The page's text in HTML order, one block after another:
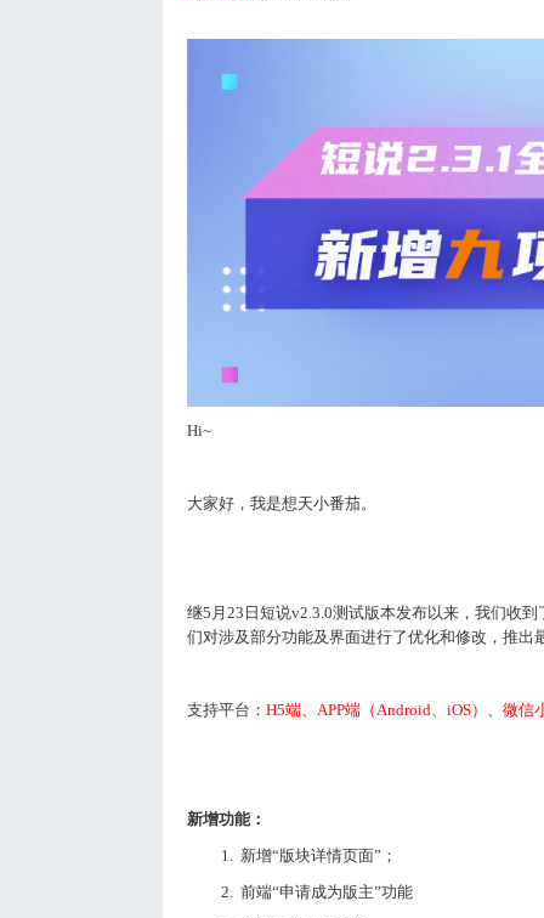
Hi~
大家好，我是想天小番茄。
继5月23日短说v2.3.0测试版本发布以来，我们收
们对涉及部分功能及界面进行了优化和修改，推出
支持平台： H5端、 APP端（Android、iOS） 、 微信
新增功能：
1. 新增“版块详情页面”；
2. 前端“申请成为版主”功能